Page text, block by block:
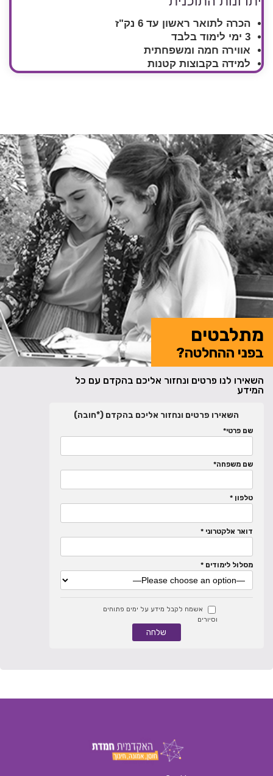
הכרה לתואר ראשון עד 6 נק"ז
3 ימי לימוד בלבד
אווירה חמה ומשפחתית
למידה בקבוצות קטנות
מתלבטים
בפני ההחלטה?
השאירו לנו פרטים ונחזור אליכם בהקדם עם כל
המידע
השאירו פרטים ונחזור אליכם בהקדם (*חובה)
שם פרטי*
שם משפחה*
טלפון *
דואר אלקטרוני *
מסלול לימודים *
אשמח לקבל מידע על ימים פתוחים
וסיורים